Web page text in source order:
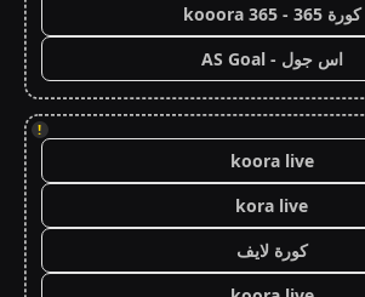
كورة 365 - kooora 365
اس جول - AS Goal
!
koora live
kora live
كورة لايف